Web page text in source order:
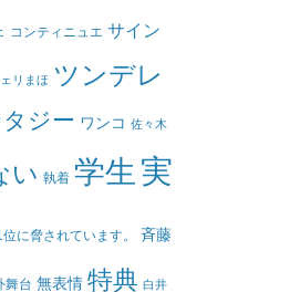
コンティニュエ サイン
リまほ ツンデレ
ジー ワンコ 佐々木
い 執着 学生 実
に脅されています。 斉藤
舞台 無表情 特典 白井